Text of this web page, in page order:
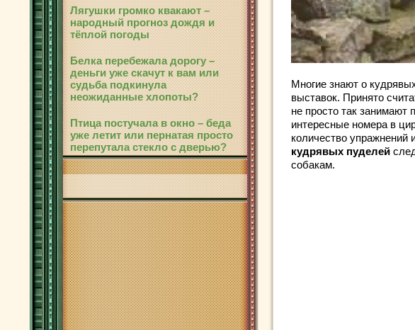
Лягушки громко квакают –
народный прогноз дождя и
тёплой погоды
Белка перебежала дорогу –
деньги уже скачут к вам или
судьба подкинула
неожиданные хлопоты?
Птица постучала в окно – беда
уже летит или пернатая просто
перепутала стекло с дверью?
Многие знают о
выставок. Принято
не просто так занимают
интересные номера в
количество упражнений
кудрявых пуделей
собакам.